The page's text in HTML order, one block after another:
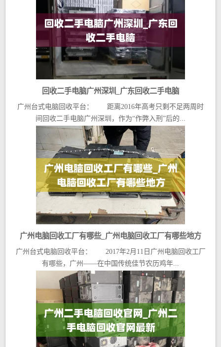
回收二手电脑广州深圳_广东回收二手电脑
广州台式电脑回收平台： 距离2016年高考只剩不足两周时
间回收二手电脑广州深圳，作为“作弊入刑”后的...
广州电脑回收工厂有哪些_广州电脑回收工厂有哪些地方
广州台式电脑回收平台： 2017年2月11日广州电脑回收工厂
有哪些，广州——在中国传统佳节农历鸡年...